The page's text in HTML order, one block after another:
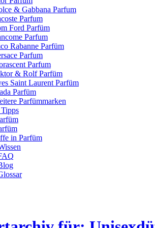
& Gabbana Parfum
Parfum
Ford Parfüm
Parfum
Rabanne Parfüm
Parfum
Parfum
& Rolf Parfüm
Saint Laurent Parfüm
Parfüm
Parfümmarken
in Parfüm